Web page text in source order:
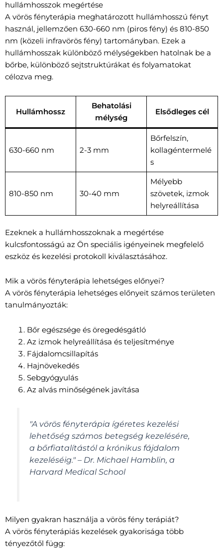
hullámhosszok megértése
A vörös fényterápia meghatározott hullámhosszú fényt
használ, jellemzően 630-660 nm (piros fény) és 810-850
nm (közeli infravörös fény) tartományban. Ezek a
hullámhosszak különböző mélységekben hatolnak be a
bőrbe, különböző sejtstruktúrákat és folyamatokat
célozva meg.
Hullámhossz
Behatolási
mélység
Elsődleges cél
630-660 nm 2-3 mm
Bőrfelszín,
kollagéntermelé
s
810-850 nm 30-40 mm
Mélyebb
szövetek, izmok
helyreállítása
Ezeknek a hullámhosszoknak a megértése
kulcsfontosságú az Ön speciális igényeinek megfelelő
eszköz és kezelési protokoll kiválasztásához.
Mik a vörös fényterápia lehetséges előnyei?
A vörös fényterápia lehetséges előnyeit számos területen
tanulmányozták:
Bőr egészsége és öregedésgátló
Az izmok helyreállítása és teljesítménye
Fájdalomcsillapítás
Hajnövekedés
Sebgyógyulás
Az alvás minőségének javítása
"A vörös fényterápia ígéretes kezelési
lehetőség számos betegség kezelésére,
a bőrfiatalítástól a krónikus fájdalom
kezeléséig." – Dr. Michael Hamblin, a
Harvard Medical School
Milyen gyakran használja a vörös fény terápiát?
A vörös fényterápiás kezelések gyakorisága több
tényezőtől függ: